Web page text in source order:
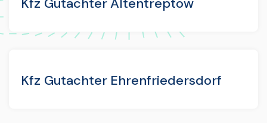
Kfz Gutachter Ehrenfriedersdorf